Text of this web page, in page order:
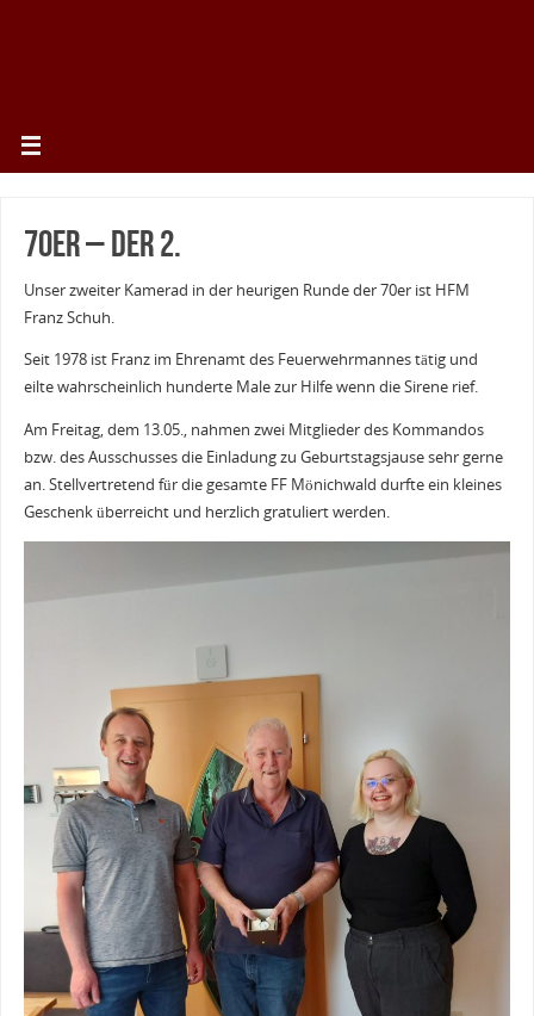
70er – der 2.
Unser zweiter Kamerad in der heurigen Runde der 70er ist HFM
Franz Schuh.
Seit 1978 ist Franz im Ehrenamt des Feuerwehrmannes tätig und
eilte wahrscheinlich hunderte Male zur Hilfe wenn die Sirene rief.
Am Freitag, dem 13.05., nahmen zwei Mitglieder des Kommandos
bzw. des Ausschusses die Einladung zu Geburtstagsjause sehr gerne
an. Stellvertretend für die gesamte FF Mönichwald durfte ein kleines
Geschenk überreicht und herzlich gratuliert werden.